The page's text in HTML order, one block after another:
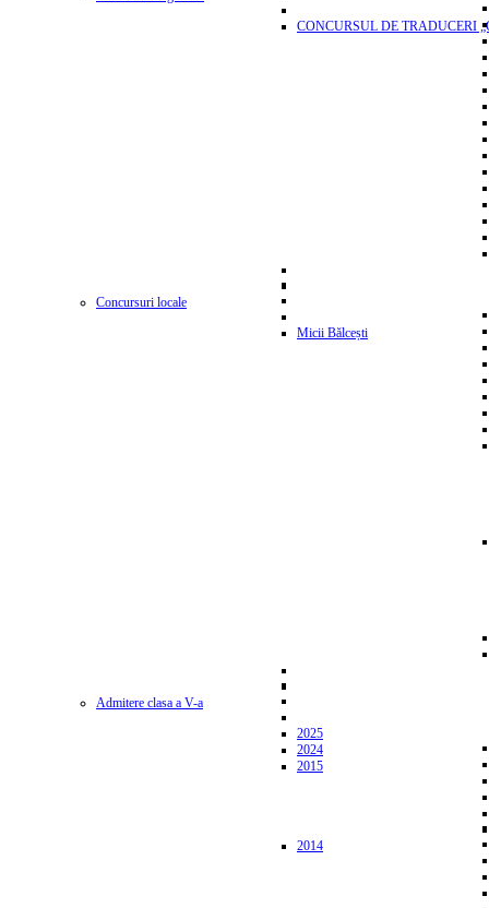
CONCURSUL DE TRADUCERI
Concursuri locale
Micii Bălcești
Admitere clasa a V-a
2025
2024
2015
2014